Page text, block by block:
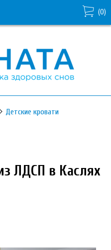
(0)
Детские кровати
ЛДСП в Каслях